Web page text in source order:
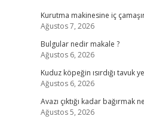
Kurutma makinesine iç
Ağustos 7, 2026
Bulgular nedir makale ?
Ağustos 6, 2026
Kuduz köpeğin ısırdığı tavuk
Ağustos 6, 2026
Avazı çıktığı kadar bağırmak
Ağustos 5, 2026